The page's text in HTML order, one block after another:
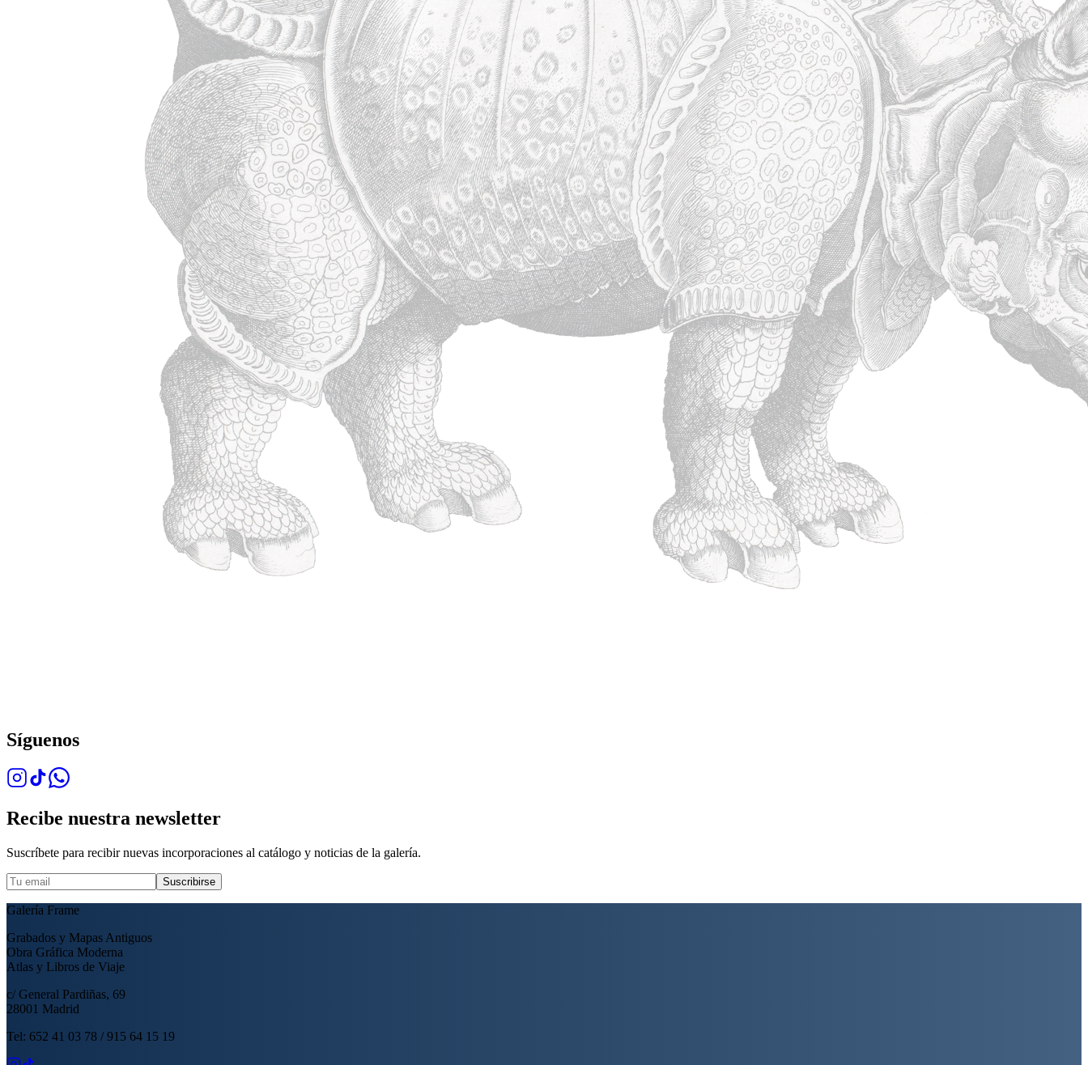
Síguenos
Recibe nuestra newsletter
Suscríbete para recibir nuevas incorporaciones al catálogo y noticias de la galería.
Suscribirse
Galería Frame
Grabados y Mapas Antiguos
Obra Gráfica Moderna
Atlas y Libros de Viaje
c/ General Pardiñas, 69
28001 Madrid
Tel: 652 41 03 78 / 915 64 15 19